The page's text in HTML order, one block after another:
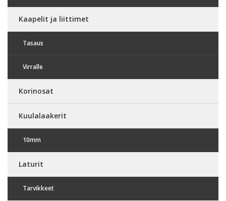
Kaapelit ja liittimet
Tasaus
Virralle
Korinosat
Kuulalaakerit
10mm
Laturit
Tarvikkeet